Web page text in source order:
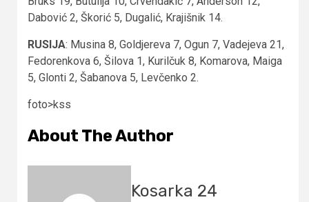
Dabović 2, Škorić 5, Dugalić, Krajišnik 14.
RUSIJA: Musina 8, Goldjereva 7, Ogun 7, Vadejeva 21,
Fedorenkova 6, Šilova 1, Kurilčuk 8, Komarova, Maiga
5, Glonti 2, Šabanova 5, Levčenko 2.
foto>kss
About The Author
Kosarka 24